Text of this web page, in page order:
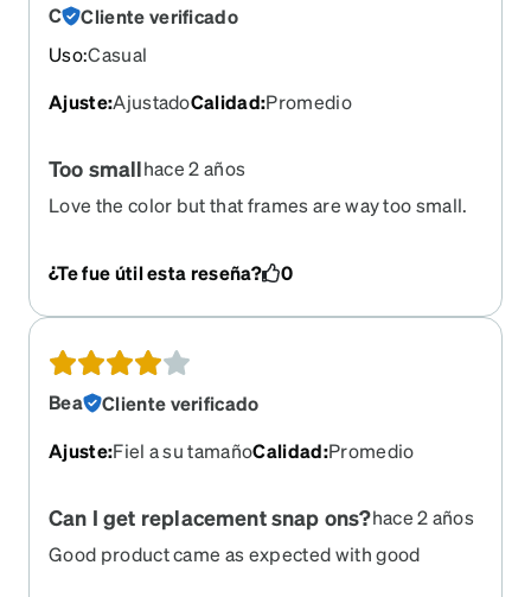
C
Cliente verificado
Uso:Casual
Ajuste:AjustadoCalidad:Promedio
Too smallhace 2 años
Love the color but that frames are way too small.
¿Te fue útil esta reseña? 0
Bea
Cliente verificado
Ajuste:Fiel a su tamañoCalidad:Promedio
Can I get replacement snap ons?hace 2 años
Good product came as expected with good